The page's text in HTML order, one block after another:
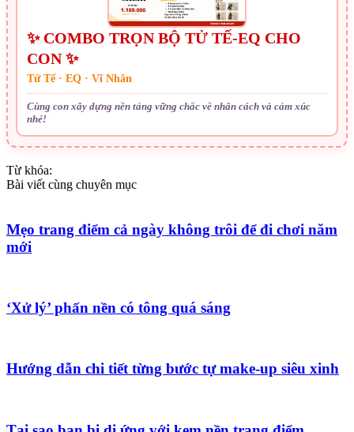
✨ COMBO TRỌN BỘ TỬ TẾ-EQ CHO
CON ✨
Tử Tế · EQ · Vĩ Nhân
Cùng con xây dựng nền tảng vững chắc về nhân cách và cảm xúc
nhé!
Từ khóa:
Bài viết cùng chuyên mục
Mẹo trang điểm cả ngày không trôi để đi chơi năm
mới
‘Xử lý’ phấn nền có tông quá sáng
Hướng dẫn chi tiết từng bước tự make-up siêu xinh